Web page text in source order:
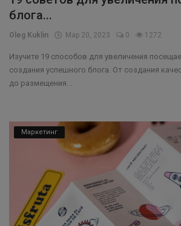
блога...
Oleg Kuklin Мар 20, 2023 0 1272
Изучите 19 способов для увеличения
создания успешного блога. От создания
до размещения...
Маркетинг